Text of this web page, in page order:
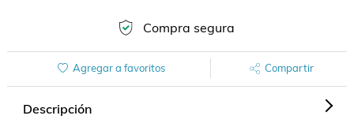
Compra segura
Agregar a favoritos Compartir
Descripción